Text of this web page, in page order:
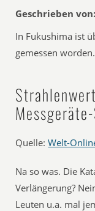
Geschrieben von:
In Fukushima ist
gemessen worden.
Quelle:Welt-
Na so was. Die
Verlängerung?
Leuten u.a. mal